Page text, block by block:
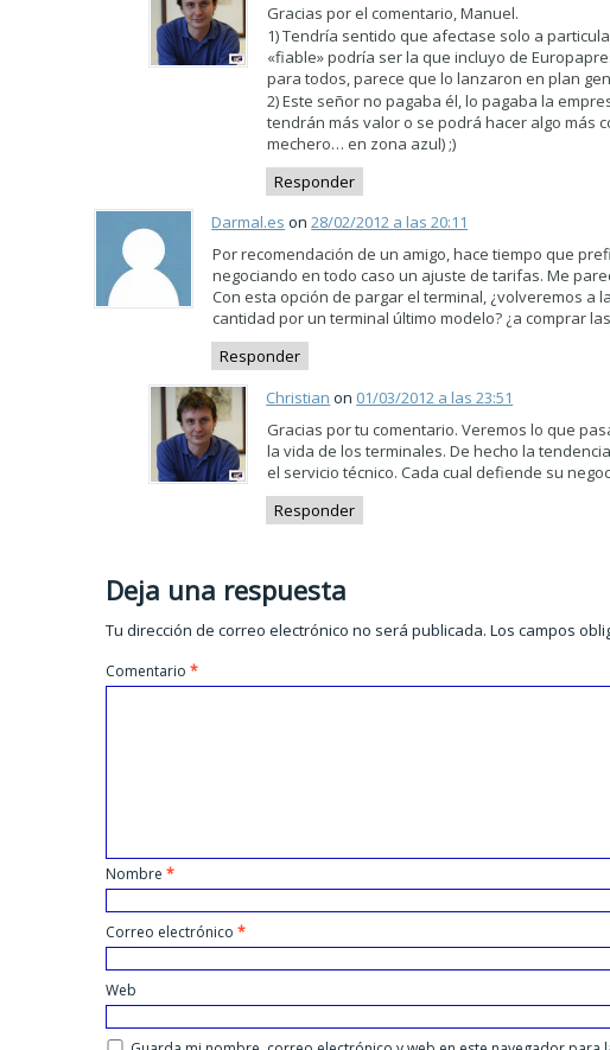
Gracias por el comentario, Manuel.
1) Tendría sentido que afectase solo a
«fiable» podría ser la que incluyo de
para todos, parece que lo lanzaron en plan
2) Este señor no pagaba él, lo pagaba la
tendrán más valor o se podrá hacer algo más
mechero… en zona azul) ;)
Responder
Darmal.es on28/02/2012 a las 20:11
Por recomendación de un amigo, hace tiempo que
negociando en todo caso un ajuste de tarifas. Me
Con esta opción de pargar el terminal, ¿volveremos a
cantidad por un terminal último modelo? ¿a comprar
Responder
Christian on 01/03/2012 a las 23:51
Gracias por tu comentario. Veremos lo que
la vida de los terminales. De hecho la
el servicio técnico. Cada cual defiende su
Responder
Deja una respuesta
Tu dirección de correo electrónico no será publicada. Los campos
Comentario*
Nombre*
Correo electrónico*
Web